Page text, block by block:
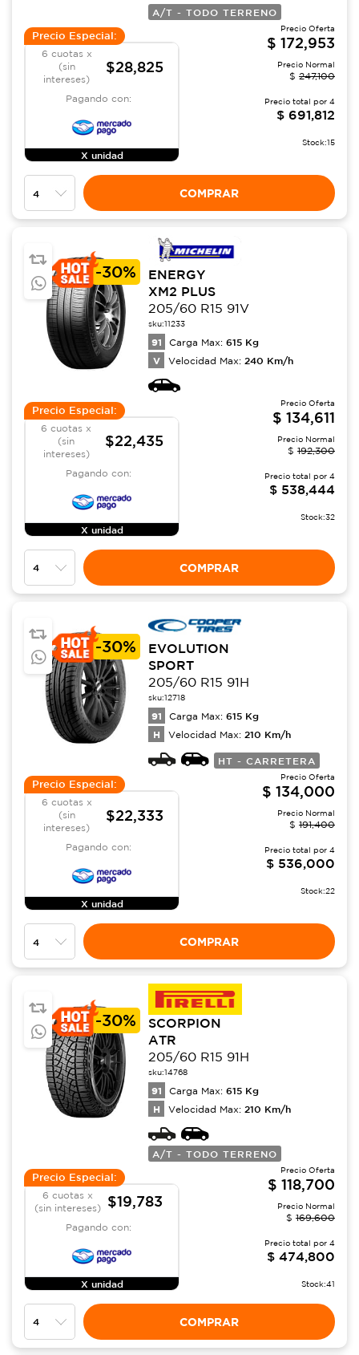
A/T - TODO TERRENO
Precio Especial:
6 cuotas x
(sin
intereses)
$28,825
Pagando con:
X unidad
Precio Oferta
$ 172,953
Precio Normal
$ 247,100
Precio total por 4
$ 691,812
Stock:15
COMPRAR
-30%
ENERGY
XM2 PLUS
205/60 R15 91V
sku:11233
91 Carga Max: 615 Kg
V Velocidad Max: 240 Km/h
Precio Especial:
6 cuotas x
(sin
intereses)
$22,435
Pagando con:
X unidad
Precio Oferta
$ 134,611
Precio Normal
$ 192,300
Precio total por 4
$ 538,444
Stock:32
COMPRAR
-30%
EVOLUTION
SPORT
205/60 R15 91H
sku:12718
91 Carga Max: 615 Kg
H Velocidad Max: 210 Km/h
HT - CARRETERA
Precio Especial:
6 cuotas x
(sin
intereses)
$22,333
Pagando con:
X unidad
Precio Oferta
$ 134,000
Precio Normal
$ 191,400
Precio total por 4
$ 536,000
Stock:22
COMPRAR
-30%
SCORPION
ATR
205/60 R15 91H
sku:14768
91 Carga Max: 615 Kg
H Velocidad Max: 210 Km/h
A/T - TODO TERRENO
Precio Especial:
6 cuotas x
(sin intereses)
$19,783
Pagando con:
X unidad
Precio Oferta
$ 118,700
Precio Normal
$ 169,600
Precio total por 4
$ 474,800
Stock:41
COMPRAR